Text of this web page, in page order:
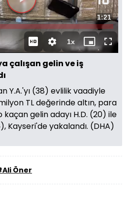
Videoyu
Oynat
Toplam
Süre
1:21
1xOynatma
Hızı
Mini
oynatıcı
Tam
Ekran
çalışan gelin ve iş
Y.A.'yı (38) evlilik vaadiyle
milyon TL değerinde altın, para
gelin adayı H.D. (20) ile
Kayseri'de yakalandı. (DHA)
Öner